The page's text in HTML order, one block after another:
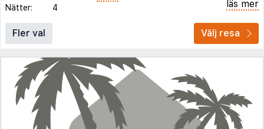
Nätter:
4 läs mer
Fler val Välj resa